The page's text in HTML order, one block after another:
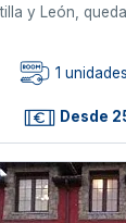
y León,
1 unidades
Desde